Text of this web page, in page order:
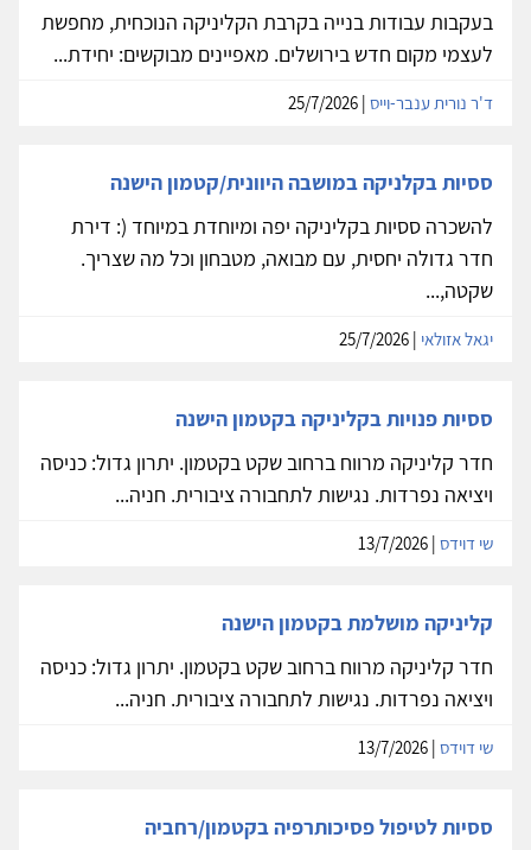
בעקבות עבודות בנייה בקרבת הקליניקה הנוכחית, מחפשת
לעצמי מקום חדש בירושלים. מאפיינים מבוקשים: יחידת...
ד'ר נורית ענבר-וייס
ססיות בקלניקה במושבה היוונית/קטמון הישנה
להשכרה ססיות בקליניקה יפה ומיוחדת במיוחד (: דירת
חדר גדולה יחסית, עם מבואה, מטבחון וכל מה שצריך.
שקטה,...
יגאל אזולאי
ססיות פנויות בקליניקה בקטמון הישנה
חדר קליניקה מרווח ברחוב שקט בקטמון. יתרון גדול: כניסה
ויציאה נפרדות. נגישות לתחבורה ציבורית. חניה...
שי דוידס
קליניקה מושלמת בקטמון הישנה
חדר קליניקה מרווח ברחוב שקט בקטמון. יתרון גדול: כניסה
ויציאה נפרדות. נגישות לתחבורה ציבורית. חניה...
שי דוידס
ססיות לטיפול פסיכותרפיה בקטמון/רחביה